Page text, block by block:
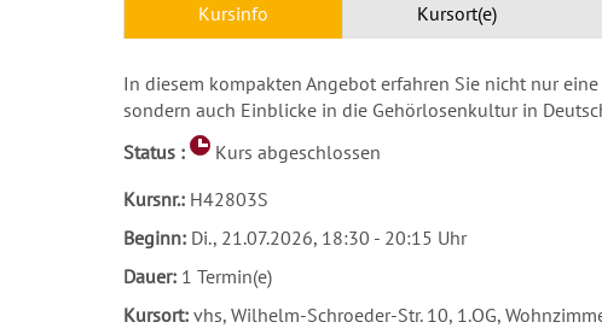
Kursinfo Kursort(e)
In diesem kompakten Angebot erfahren Sie nicht nur
sondern auch Einblicke in die Gehörlosenkultur in
Status :
Kurs abgeschlossen
Kursnr.: H42803S
Beginn: Di., 21.07.2026, 18:30 - 20:15 Uhr
Dauer: 1 Termin(e)
Kursort: vhs, Wilhelm-Schroeder-Str. 10, 1.OG,